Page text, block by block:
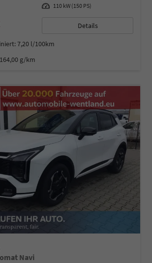
Leistung 110 kW (150 PS)
Details
7,20 l/100km
164,00 g/km
Navi